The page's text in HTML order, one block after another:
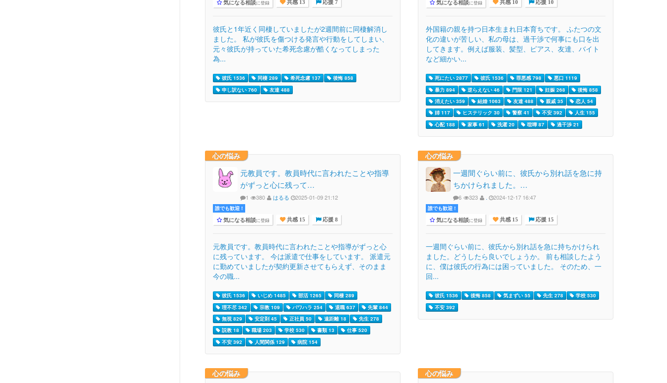
気になる相談に登録 共感 13 応援 7
彼氏と1年近く同棲していましたが2週間前に同棲解消し
ました。 私が彼氏を傷つける発言や行動をしてしまい、
元々彼氏が持っていた希死念慮が酷くなってしまった
為...
彼氏 1536 同棲 289 希死念慮 137
後悔 858
申し訳ない 760
友達 488
気になる相談に登録 共感 10 応援 10
外国籍の親を持つ日本生まれ日本育ちです。 ふたつの文
化の違いが苦しい、私の母は、過干渉で何事にも口を出
してきます。例えば服装、髪型、ピアス、友達、バイト
など細かい...
死にたい 2877 彼氏 1536 罪悪感 798
悪口 1119
暴力 894
逆らえない 46 門限 121 妊娠 268
後悔 858
消えたい 359
結婚 1063 友達 488 親戚 35
恋人 54
姉 117
ヒステリック 30 警察 41 不安 392
人生 155
心配 188
家事 61 洗濯 20 喧嘩 87 過干渉 21
心の悩み
元教員です。教員時代に言われたことや指導
がずっと心に残って…
1 380 はるる 2025-01-09 21:12
誰でも歓迎 !
気になる相談に登録 共感 15 応援 8
元教員です。教員時代に言われたことや指導がずっと心
に残っています。 今は派遣で仕事をしています。 派遣元
に勤めていましたが契約更新させてもらえず、そのまま
今の職...
彼氏 1536 いじめ 1485 部活 1265
同棲 289
理不尽 342
宗教 109 パワハラ 254 退職 637
先輩 844
無視 829
安定剤 45 正社員 50 遠距離 18
先生 278
説教 18
職場 203 学校 530 書類 13
仕事 520
不安 392
人間関係 129 病院 154
心の悩み
一週間ぐらい前に、彼氏から別れ話を急に持
ちかけられました。…
6 323 . 2024-12-17 16:47
誰でも歓迎 !
気になる相談に登録 共感 15 応援 15
一週間ぐらい前に、彼氏から別れ話を急に持ちかけられ
ました。どうしたら良いでしょうか。 前も相談したよう
に、僕は彼氏の行為には困っていました。 そのため、一
回...
彼氏 1536 後悔 858 気まずい 55 先生 278
学校 530
不安 392
心の悩み 心の悩み